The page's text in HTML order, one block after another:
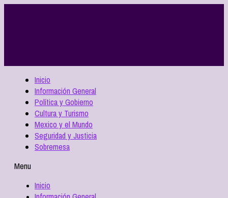
Inicio
Información General
Política y Gobierno
Cultura y Turismo
Mexico y el Mundo
Seguridad y Justicia
Sobremesa
Menu
Inicio